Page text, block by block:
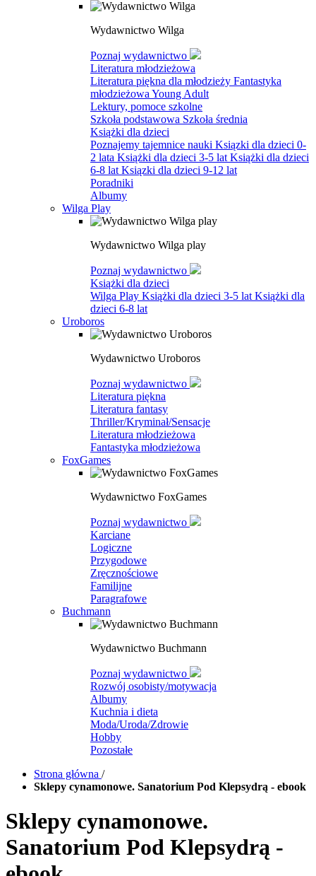
Wydawnictwo Wilga
Poznaj wydawnictwo
Literatura młodzieżowa
Literatura piękna dla młodzieży Fantastyka
młodzieżowa Young Adult
Lektury, pomoce szkolne
Szkoła podstawowa Szkoła średnia
Książki dla dzieci
Poznajemy tajemnice nauki Ksiązki dla dzieci 0-
2 lata Książki dla dzieci 3-5 lat Książki dla dzieci
6-8 lat Ksiązki dla dzieci 9-12 lat
Poradniki
Albumy
Wilga Play
Wydawnictwo Wilga play
Poznaj wydawnictwo
Książki dla dzieci
Wilga Play Książki dla dzieci 3-5 lat Książki dla
dzieci 6-8 lat
Uroboros
Wydawnictwo Uroboros
Poznaj wydawnictwo
Literatura piękna
Literatura fantasy
Thriller/Kryminał/Sensacje
Literatura młodzieżowa
Fantastyka młodzieżowa
FoxGames
Wydawnictwo FoxGames
Poznaj wydawnictwo
Karciane
Logiczne
Przygodowe
Zręcznościowe
Familijne
Paragrafowe
Buchmann
Wydawnictwo Buchmann
Poznaj wydawnictwo
Rozwój osobisty/motywacja
Albumy
Kuchnia i dieta
Moda/Uroda/Zdrowie
Hobby
Pozostałe
Strona główna /
Sklepy cynamonowe. Sanatorium Pod Klepsydrą - ebook
Sklepy cynamonowe.
Sanatorium Pod Klepsydrą -